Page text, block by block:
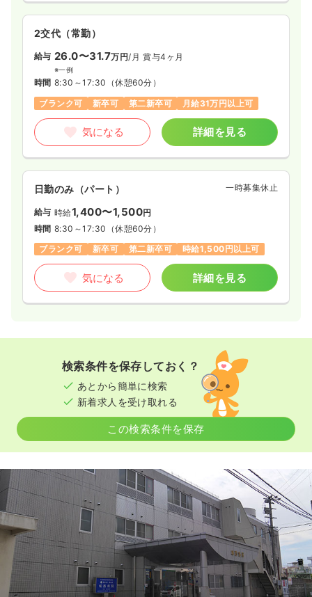
2交代（常勤）
給与 26.0〜31.7万円/月 賞与4ヶ月
※一例
時間 8:30～17:30 （休憩60分）
ブランク可
新卒可 第二新卒可 月給31万円以上可
気になる 詳細を見る
日勤のみ（パート） 一時募集休止
給与 時給1,400〜1,500円
時間 8:30～17:30 （休憩60分）
ブランク可
新卒可 第二新卒可 時給1,500円以上可
気になる 詳細を見る
検索条件を保存しておく？
あとから簡単に検索
新着求人を受け取れる
この検索条件を保存